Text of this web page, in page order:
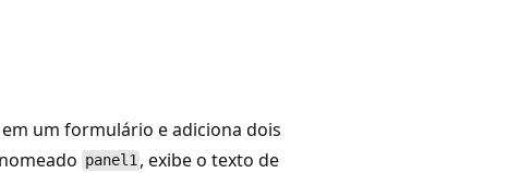
um formulário e adiciona dois
panel1 , exibe o texto de